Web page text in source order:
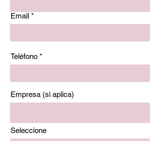
Email
Teléfono
Empresa (si aplica)
Seleccione